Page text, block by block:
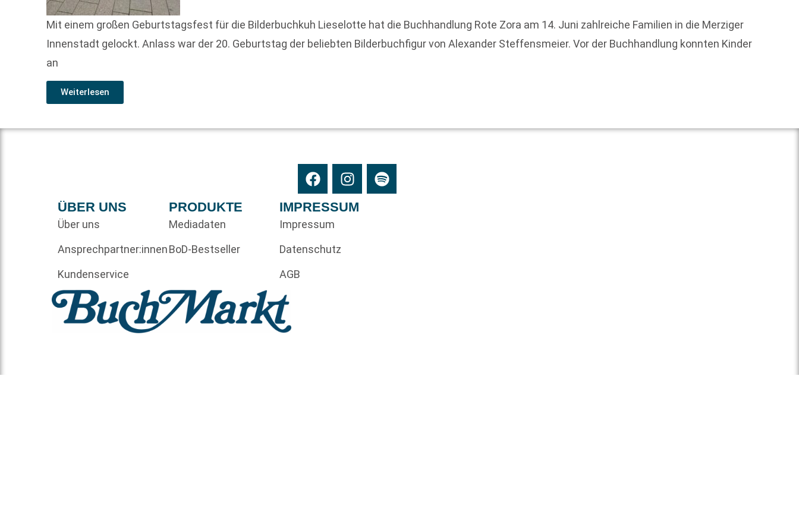
Mit einem großen Geburtstagsfest für die Bilderbuchkuh Lieselotte hat die Buchhandlung Rote Zora am 14. Juni zahlreiche Familien in die Merziger
Innenstadt gelockt. Anlass war der 20. Geburtstag der beliebten Bilderbuchfigur von Alexander Steffensmeier. Vor der Buchhandlung konnten Kinder
an
Weiterlesen
ÜBER UNS
Über uns
Ansprechpartner:innen
Kundenservice
PRODUKTE
Mediadaten
BoD-Bestseller
IMPRESSUM
Impressum
Datenschutz
AGB